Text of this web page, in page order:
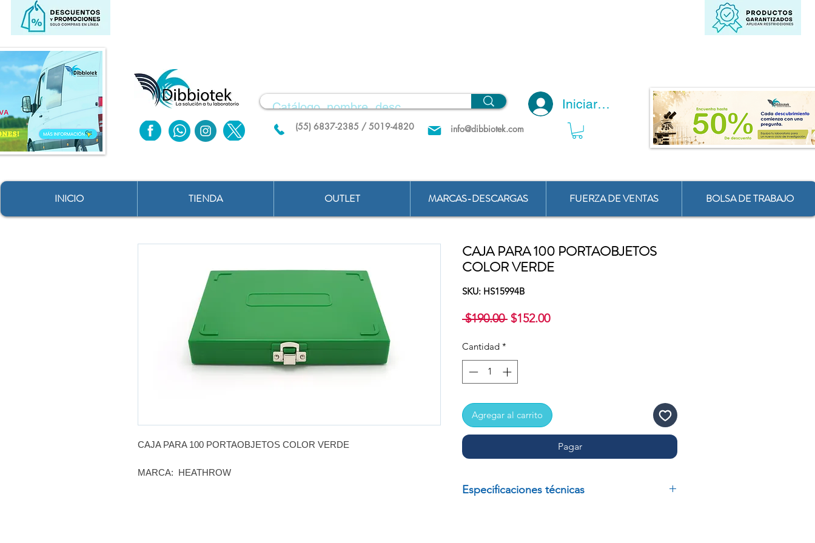
Iniciar Sesión
(55) 6837-2385 / 5019-4820 info@dibbiotek.com
INICIO TIENDA OUTLET MARCAS-DESCARGAS FUERZA DE VENTAS BOLSA DE TRABAJO
CAJA PARA 100 PORTAOBJETOS COLOR VERDE
MARCA: HEATHROW
CAJA PARA 100 PORTAOBJETOS
COLOR VERDE
SKU: HS15994B
$190.00 Precio
$152.00Precio
Cantidad *
Agregar al carrito
Pagar
Especificaciones técnicas